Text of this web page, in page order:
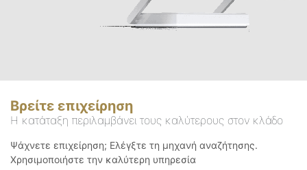
Βρείτε επιχείρηση
Η κατάταξη περιλαμβάνει τους καλύτερους στον κλάδο
Ψάχνετε επιχείρηση; Ελέγξτε τη μηχανή αναζήτησης.
Χρησιμοποιήστε την καλύτερη υπηρεσία